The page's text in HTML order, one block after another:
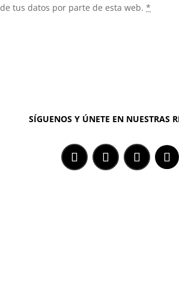
de tus datos por parte de esta web. *
SÍGUENOS Y ÚNETE EN NUESTRAS